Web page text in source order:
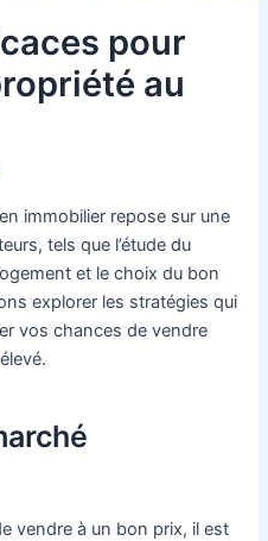
pour
au
immobilier repose sur une
tels que l’étude du
et le choix du bon
explorer les stratégies qui
vos chances de vendre
vendre à un bon prix, il est